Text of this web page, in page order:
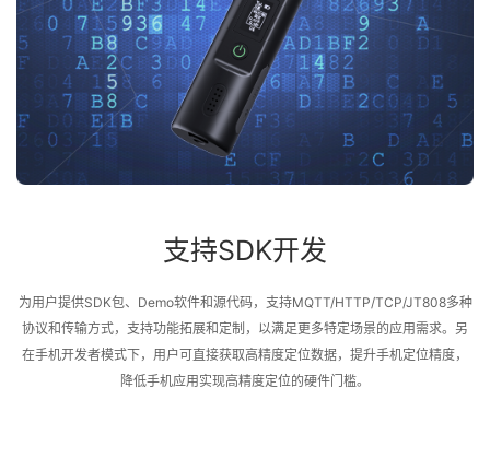
支持SDK开发
为用户提供SDK包、Demo软件和源代码，支持MQTT/HTTP/TCP/JT808多种
协议和传输方式，支持功能拓展和定制，以满足更多特定场景的应用需求。另
在手机开发者模式下，用户可直接获取高精度定位数据，提升手机定位精度，
降低手机应用实现高精度定位的硬件门槛。